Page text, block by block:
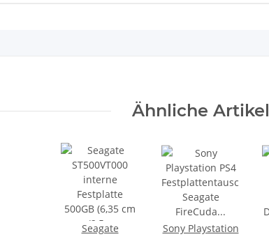
Ähnliche Artikel
Seagate
Sony Playstation
Laufwerk ohne Laser - Defekt -